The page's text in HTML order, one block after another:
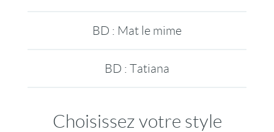
BD : Mat le mime
BD : Tatiana
Choisissez votre style